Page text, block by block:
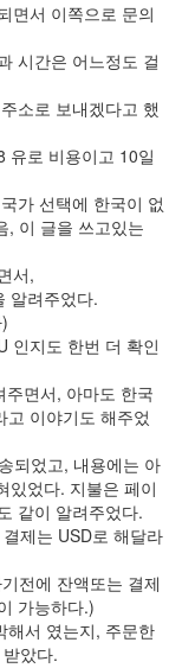
면서 이쪽으로 문의
시간은 어느정도 걸
소로 보내겠다고 했
유로 비용이고 10일
가 선택에 한국이 없
, 이 글을 쓰고있는
서,
알려주었다.
인지도 한번 더 확인
면서, 아마도 한국
이야기도 해주었
되었고, 내용에는 아
있었다. 지불은 페이
같이 알려주었다.
제는 USD로 해달라
전에 잔액또는 결제
가능하다.)
해서 였는지, 주문한
았다.